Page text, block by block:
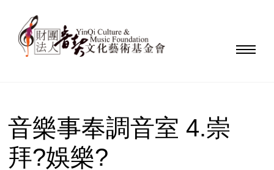
音樂事奉調音室 4.崇
拜?娛樂?